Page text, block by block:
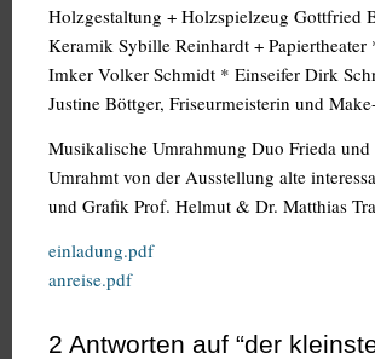
Holzgestaltung + Holzspielzeug Gottfried
Keramik Sybille Reinhardt + Papiertheater
Imker Volker Schmidt * Einseifer Dirk
Justine Böttger, Friseurmeisterin und
Musikalische Umrahmung Duo Frieda und
Umrahmt von der Ausstellung alte
und Grafik Prof. Helmut & Dr. Matthias
einladung.pdf
anreise.pdf
2 Antworten auf “der